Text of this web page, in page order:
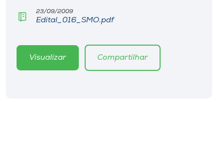
23/09/2009
Edital_016_SMO.pdf
Visualizar Compartilhar